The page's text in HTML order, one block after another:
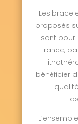
Les
proposés
sont pour
France,
bénéficier